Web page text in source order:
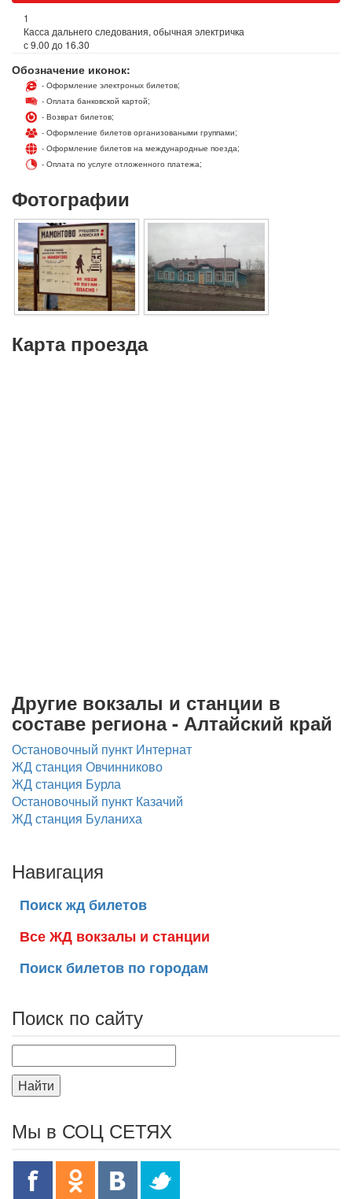
1
Касса дальнего следования, обычная электричка
с 9.00 до 16.30
Обозначение иконок:
- Оформление электроных билетов;
- Оплата банковской картой;
- Возврат билетов;
- Оформление билетов организоваными группами;
- Оформление билетов на международные поезда;
- Оплата по услуге отложенного платежа;
Фотографии
Карта проезда
Другие вокзалы и станции в
составе региона - Алтайский край
Остановочный пункт Интернат
ЖД станция Овчинниково
ЖД станция Бурла
Остановочный пункт Казачий
ЖД станция Буланиха
Навигация
Поиск жд билетов
Все ЖД вокзалы и станции
Поиск билетов по городам
Поиск по сайту
Найти
Мы в СОЦ СЕТЯХ